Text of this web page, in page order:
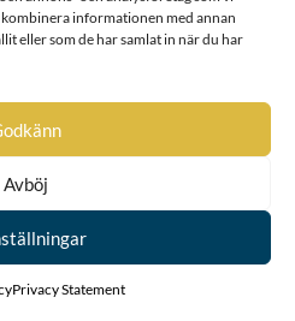
informationen med annan
eller som de har samlat in när du har
Avböj
Privacy Statement